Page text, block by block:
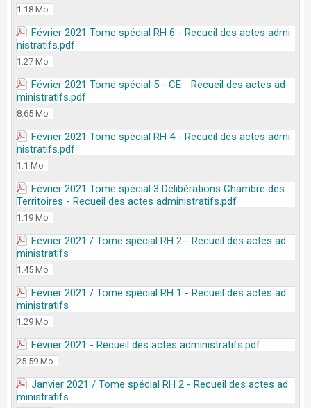
1.18 Mo
Février 2021 Tome spécial RH 6 - Recueil des actes admi
nistratifs.pdf
1.27 Mo
Février 2021 Tome spécial 5 - CE - Recueil des actes ad
ministratifs.pdf
8.65 Mo
Février 2021 Tome spécial RH 4 - Recueil des actes admi
nistratifs.pdf
1.1 Mo
Février 2021 Tome spécial 3 Délibérations Chambre des
Territoires - Recueil des actes administratifs.pdf
1.19 Mo
Février 2021 / Tome spécial RH 2 - Recueil des actes ad
ministratifs
1.45 Mo
Février 2021 / Tome spécial RH 1 - Recueil des actes ad
ministratifs
1.29 Mo
Février 2021 - Recueil des actes administratifs.pdf
25.59 Mo
Janvier 2021 / Tome spécial RH 2 - Recueil des actes ad
ministratifs